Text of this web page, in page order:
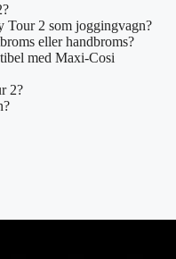
Tour 2 som joggingvagn?
eller handbroms?
med Maxi-Cosi
2?